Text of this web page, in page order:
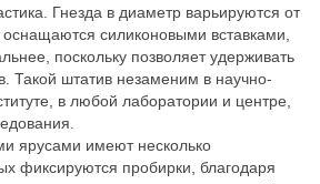
Гнезда в диаметр варьируются от
силиконовыми вставками,
поскольку позволяет удерживать
Такой штатив незаменим в научно-
в любой лаборатории и центре,
ярусами имеют несколько
фиксируются пробирки, благодаря